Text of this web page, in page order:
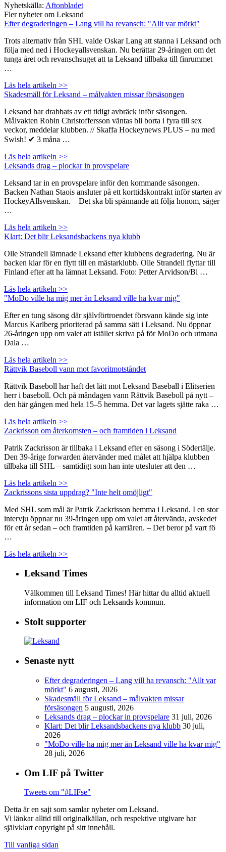
Nyhetskälla: Aftonbladet
Fler nyheter om Leksand
Efter degraderingen – Lang vill ha revansch: "Allt var mörkt"
Trots alternativ från SHL valde Oskar Lang att stanna i Leksand och
följa med ned i Hockeyallsvenskan. Nu berättar 29-åringen om det
tunga året och revanschsuget att ta Leksand tillbaka till finrummet
…
Läs hela artikeln >>
Skadesmäll för Leksand – målvakten missar försäsongen
Leksand har drabbats av ett tidigt avbräck inför säsongen.
Målvakten Robin Christoffersson väntas bli borta i fyra till sex
veckor, meddelar klubben. // Skaffa Hockeynews PLUS – nu med
Swish! ✔ 3 måna …
Läs hela artikeln >>
Leksands drag – plockar in provspelare
Leksand tar in en provspelare inför den kommande säsongen.
Backen Nathan Staois ansluter på ett korttidskontrakt inför starten av
HockeyAllsvenskan. – Det ska bli spännande att följa honom, säger
…
Läs hela artikeln >>
Klart: Det blir Leksandsbackens nya klubb
Olle Strandell lämnade Leksand efter klubbens degradering. Nu är
backen klar för en flytt till en mästarklubb. Olle Strandell flyttar till
Finland efter att ha lämnat Leksand. Foto: Petter Arvidson/Bi …
Läs hela artikeln >>
"MoDo ville ha mig mer än Leksand ville ha kvar mig"
Efter en tung säsong där självförtroendet försvann kände sig inte
Marcus Karlberg prioriterad på samma sätt i Leksand. Nu öppnar
26-åringen upp om valet att istället skriva på för MoDo och utmana
Dala …
Läs hela artikeln >>
Rättvik Baseboll vann mot favoritmotståndet
Rättvik Baseboll har haft det lätt mot Leksand Baseball i Elitserien
herr i baseboll. Och på måndagen vann Rättvik Baseboll på nytt –
den här gången med hela 15–5 hemma. Det var lagets sjätte raka …
Läs hela artikeln >>
Zackrisson om återkomsten – och framtiden i Leksand
Patrik Zackrisson är tillbaka i Leksand efter en säsong i Södertälje.
Den 39-årige forwarden återvänder med målet att hjälpa klubben
tillbaka till SHL – samtidigt som han inte utesluter att den …
Läs hela artikeln >>
Zackrissons sista uppdrag? "Inte helt omöjligt"
Med SHL som mål är Patrik Zackrisson hemma i Leksand. I en stor
intervju öppnar nu 39-åringen upp om valet att återvända, avskedet
för ett år sedan – och framtiden på karriären. – Det beror på vart fö
…
Läs hela artikeln >>
Leksand Times
Välkommen till Leksand Times! Här hittar du alltid aktuell
information om LIF och Leksands kommun.
Stolt supporter
Senaste nytt
Efter degraderingen – Lang vill ha revansch: "Allt var
mörkt" 6 augusti, 2026
Skadesmäll för Leksand – målvakten missar
försäsongen 5 augusti, 2026
Leksands drag – plockar in provspelare 31 juli, 2026
Klart: Det blir Leksandsbackens nya klubb 30 juli,
2026
"MoDo ville ha mig mer än Leksand ville ha kvar mig"
28 juli, 2026
Om LIF på Twitter
Tweets om "#LIFse"
Detta är en sajt som samlar nyheter om Leksand.
Vi länkar alltid till originalkällan, och respektive utgivare har
självklart copyright på sitt innehåll.
Till vanliga sidan